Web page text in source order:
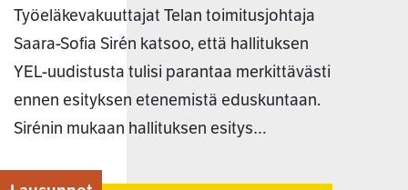
Työeläkevakuuttajat Telan toimitusjohtaja
Saara-Sofia Sirén katsoo, että hallituksen
YEL-uudistusta tulisi parantaa merkittävästi
ennen esityksen etenemistä eduskuntaan.
Sirénin mukaan hallituksen esitys…